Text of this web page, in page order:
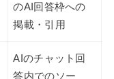
のAI回答枠への
掲載・引用
AIのチャット回
答内でのソー